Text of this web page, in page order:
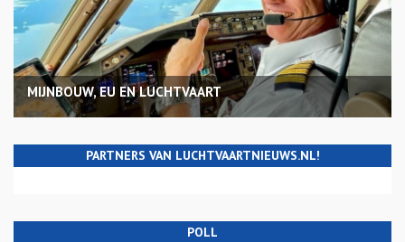
MIJNBOUW, EU EN LUCHTVAART
PARTNERS VAN LUCHTVAARTNIEUWS.NL!
POLL